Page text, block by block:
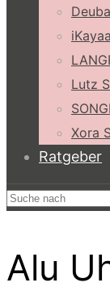
Lutz
Xora
Ratgeber
Alu